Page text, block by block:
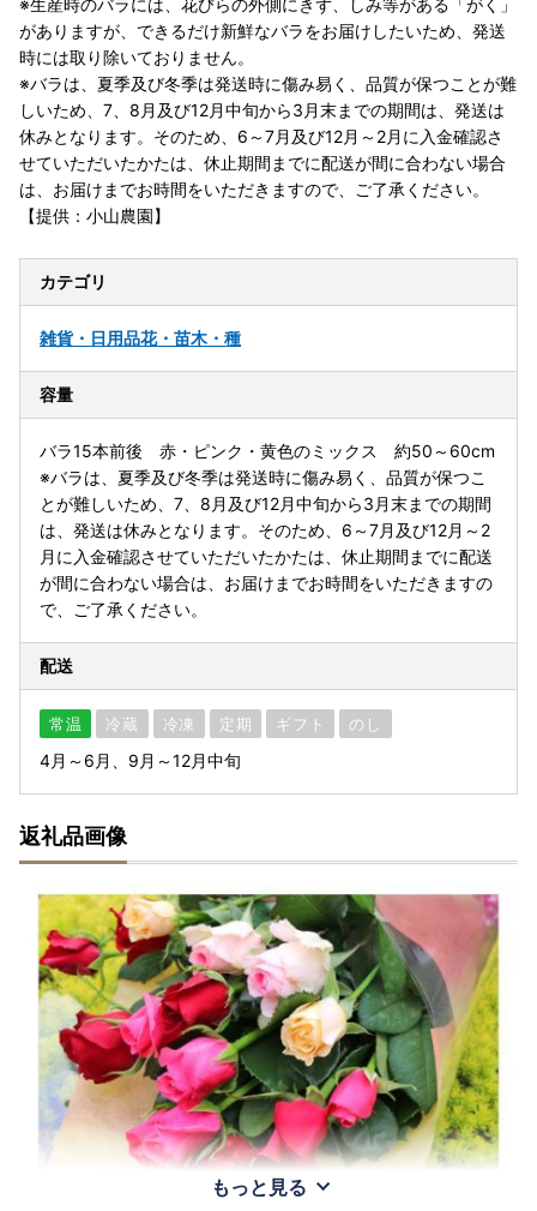
※生産時のバラには、花びらの外側にきず、しみ等がある「がく」
がありますが、できるだけ新鮮なバラをお届けしたいため、発送
時には取り除いておりません。
※バラは、夏季及び冬季は発送時に傷み易く、品質が保つことが難
しいため、7、8月及び12月中旬から3月末までの期間は、発送は
休みとなります。そのため、6～7月及び12月～2月に入金確認さ
せていただいたかたは、休止期間までに配送が間に合わない場合
は、お届けまでお時間をいただきますので、ご了承ください。
【提供：小山農園】
カテゴリ
雑貨・日用品花・苗木・種
容量
バラ15本前後 赤・ピンク・黄色のミックス 約50～60cm
※バラは、夏季及び冬季は発送時に傷み易く、品質が保つこ
とが難しいため、7、8月及び12月中旬から3月末までの期間
は、発送は休みとなります。そのため、6～7月及び12月～2
月に入金確認させていただいたかたは、休止期間までに配送
が間に合わない場合は、お届けまでお時間をいただきますの
で、ご了承ください。
配送
常温 冷蔵 冷凍 定期 ギフト のし
4月～6月、9月～12月中旬
返礼品画像
もっと見る